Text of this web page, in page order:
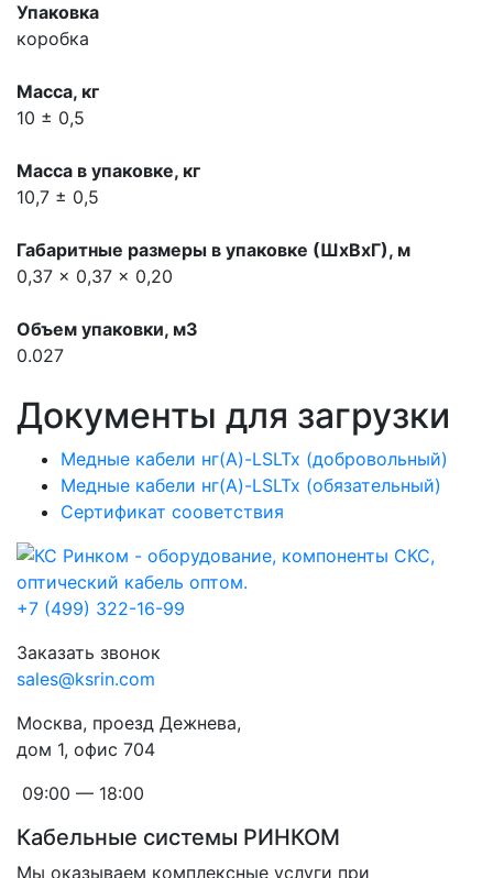
Упаковка
коробка
Масса, кг
10 ± 0,5
Масса в упаковке, кг
10,7 ± 0,5
Габаритные размеры в упаковке (ШхВхГ), м
0,37 x 0,37 x 0,20
Объем упаковки, м3
0.027
Документы для загрузки
Медные кабели нг(A)-LSLTx (добровольный)
Медные кабели нг(A)-LSLTx (обязательный)
Сертификат сооветствия
+7 (499) 322-16-99
Заказать звонок
sales@ksrin.com
Москва, проезд Дежнева,
дом 1, офис 704
09:00 — 18:00
Кабельные системы РИНКОМ
Мы оказываем комплексные услуги при